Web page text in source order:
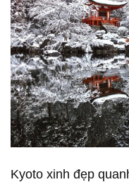
Kyoto xinh đẹp